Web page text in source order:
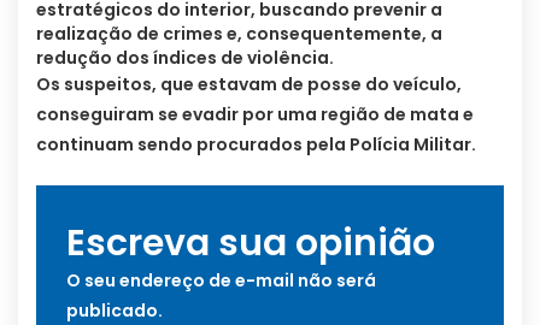
estratégicos do interior, buscando prevenir a
realização de crimes e, consequentemente, a
redução dos índices de violência.
Os suspeitos, que estavam de posse do veículo,
conseguiram se evadir por uma região de mata e
continuam sendo procurados pela Polícia Militar.
Escreva sua opinião
O seu endereço de e-mail não será
publicado.